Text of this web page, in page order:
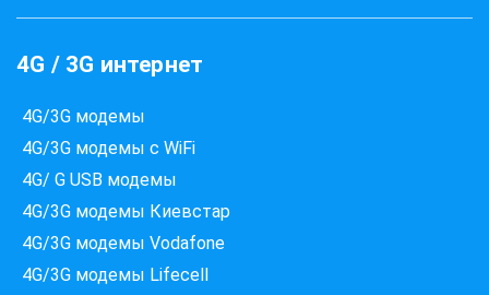
4G / 3G интернет
4G/3G модемы
4G/3G модемы с WiFi
4G/ G USB модемы
4G/3G модемы Киевстар
4G/3G модемы Vodafone
4G/3G модемы Lifecell